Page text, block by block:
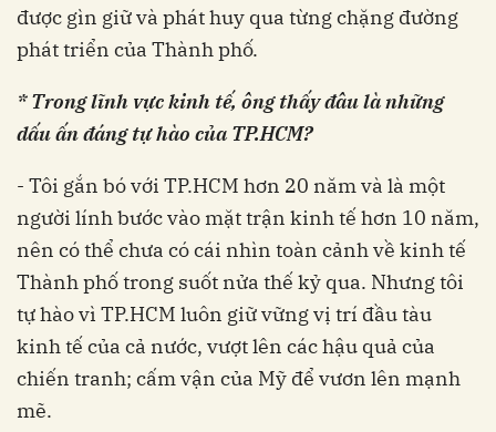
được gìn giữ và phát huy qua từng chặng đường
phát triển của Thành phố.
* Trong lĩnh vực kinh tế, ông thấy đâu là những
dấu ấn đáng tự hào của TP.HCM?
- Tôi gắn bó với TP.HCM hơn 20 năm và là một
người lính bước vào mặt trận kinh tế hơn 10 năm,
nên có thể chưa có cái nhìn toàn cảnh về kinh tế
Thành phố trong suốt nửa thế kỷ qua. Nhưng tôi
tự hào vì TP.HCM luôn giữ vững vị trí đầu tàu
kinh tế của cả nước, vượt lên các hậu quả của
chiến tranh; cấm vận của Mỹ để vươn lên mạnh
mẽ.